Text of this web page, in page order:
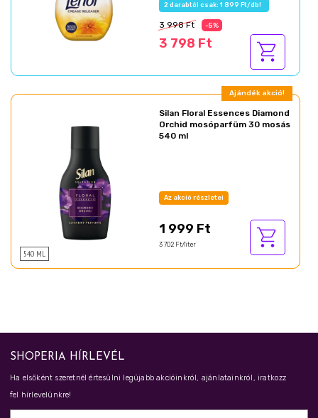
2 darabtól csak: 1 899 Ft/db!
3 998 Ft -5%
3 798 Ft
Ajándék akció!
540 ML
Silan Floral Essences Diamond
Orchid mosóparfüm 30 mosás
540 ml
Az akció részletei
1 999 Ft
3 702 Ft/liter
SHOPERIA HÍRLEVÉL
Ha elsőként szeretnél értesülni legújabb akcióinkról, ajánlatainkról, iratkozz
fel hírlevelünkre!